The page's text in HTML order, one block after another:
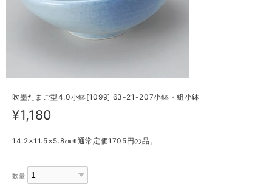
吹墨たまご型4.0小鉢[1099] 63-21-207小鉢・組小鉢
¥1,180
14.2×11.5×5.8㎝※通常定価1705円の品。
数量